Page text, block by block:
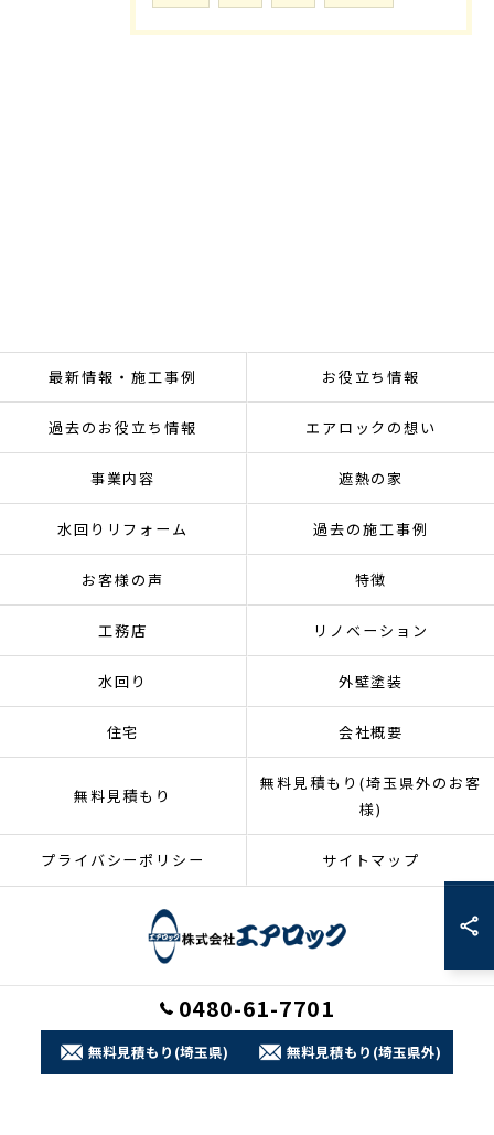
0480-61-7701
無料見積もり(埼玉県) 無料見積もり(埼玉県外)
最新情報・施工事例 お役立ち情報
過去のお役立ち情報 エアロックの想い
事業内容 遮熱の家
水回りリフォーム 過去の施工事例
お客様の声 特徴
工務店 リノベーション
水回り 外壁塗装
住宅 会社概要
無料見積もり
無料見積もり(埼玉県外のお客
様)
プライバシーポリシー サイトマップ
© 2026 埼玉県加須市のリフォームなら株式会社エアロック ALL RIGHTS
RESERVED.